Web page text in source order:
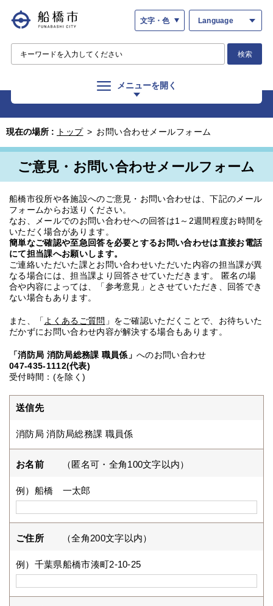
文字・色 Language
検索
メニューを開く
現在の場所 : トップ > お問い合わせメールフォーム
ご意見・お問い合わせメールフォーム
船橋市役所や各施設へのご意見・お問い合わせは、下記のメール
フォームからお送りください。
なお、メールでのお問い合わせへの回答は1～2週間程度お時間を
いただく場合があります。
簡単なご確認や至急回答を必要とするお問い合わせは直接お電話
にて担当課へお願いします。
ご連絡いただいた課とお問い合わせいただいた内容の担当課が異
なる場合には、担当課より回答させていただきます。 匿名の場
合や内容によっては、「参考意見」とさせていただき、回答でき
ない場合もあります。
また、「 よくあるご質問 」をご確認いただくことで、お待ちいた
だかずにお問い合わせ内容が解決する場合もあります。
「消防局 消防局総務課 職員係」へのお問い合わせ
047-435-1112(代表)
受付時間：(を除く)
送信先
消防局 消防局総務課 職員係
お名前 （匿名可・全角100文字以内）
例）船橋 一太郎
ご住所 （全角200文字以内）
例）千葉県船橋市湊町2-10-25